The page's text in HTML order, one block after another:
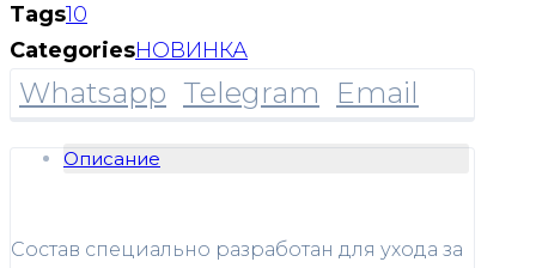
Tags10
CategoriesНОВИНКА
Whatsapp Telegram Email
Описание
Состав специально разработан для ухода за